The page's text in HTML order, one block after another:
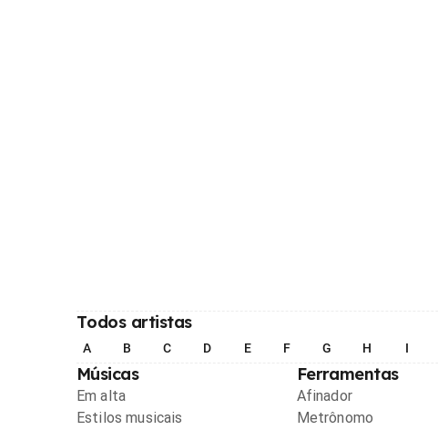
Todos artistas
A B C D E F G H I
Músicas
Em alta
Estilos musicais
Ferramentas
Afinador
Metrônomo